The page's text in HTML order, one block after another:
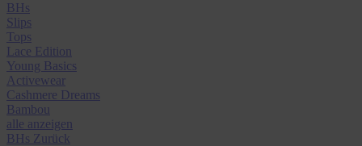
BHs
Slips
Tops
Lace Edition
Young Basics
Activewear
Cashmere Dreams
Bambou
alle anzeigen
BHs Zurück